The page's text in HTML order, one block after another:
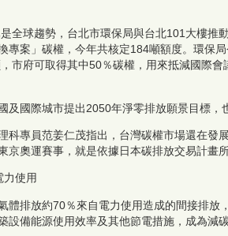
全球趨勢，台北市環保局與台北101大樓推
專案」碳權，今年共核定184噸額度。環保
市府可取得其中50％碳權，用來抵減國際
及國際城市提出2050年淨零排放願景目標，
科專員范姜仁茂指出，台灣碳權市場還在發
京奧運賽事，就是依據日本碳排放交易計畫
力使用
體排放約70％來自電力使用造成的間接排
設備能源使用效率及其他節電措施，成為減碳